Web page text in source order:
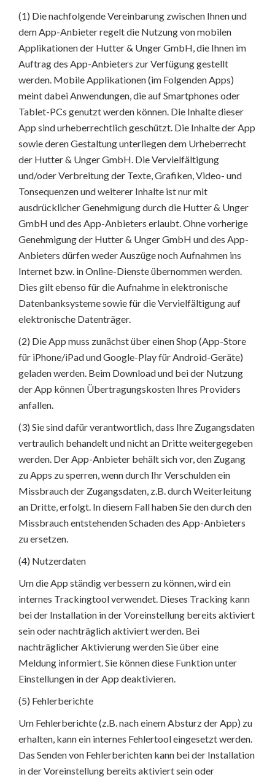
(1) Die nachfolgende Vereinbarung zwischen Ihnen und
dem App-Anbieter regelt die Nutzung von mobilen
Applikationen der Hutter & Unger GmbH, die Ihnen im
Auftrag des App-Anbieters zur Verfügung gestellt
werden. Mobile Applikationen (im Folgenden Apps)
meint dabei Anwendungen, die auf Smartphones oder
Tablet-PCs genutzt werden können. Die Inhalte dieser
App sind urheberrechtlich geschützt. Die Inhalte der App
sowie deren Gestaltung unterliegen dem Urheberrecht
der Hutter & Unger GmbH. Die Vervielfältigung
und/oder Verbreitung der Texte, Grafiken, Video- und
Tonsequenzen und weiterer Inhalte ist nur mit
ausdrücklicher Genehmigung durch die Hutter & Unger
GmbH und des App-Anbieters erlaubt. Ohne vorherige
Genehmigung der Hutter & Unger GmbH und des App-
Anbieters dürfen weder Auszüge noch Aufnahmen ins
Internet bzw. in Online-Dienste übernommen werden.
Dies gilt ebenso für die Aufnahme in elektronische
Datenbanksysteme sowie für die Vervielfältigung auf
elektronische Datenträger.
(2) Die App muss zunächst über einen Shop (App-Store
für iPhone/iPad und Google-Play für Android-Geräte)
geladen werden. Beim Download und bei der Nutzung
der App können Übertragungskosten Ihres Providers
anfallen.
(3) Sie sind dafür verantwortlich, dass Ihre Zugangsdaten
vertraulich behandelt und nicht an Dritte weitergegeben
werden. Der App-Anbieter behält sich vor, den Zugang
zu Apps zu sperren, wenn durch Ihr Verschulden ein
Missbrauch der Zugangsdaten, z.B. durch Weiterleitung
an Dritte, erfolgt. In diesem Fall haben Sie den durch den
Missbrauch entstehenden Schaden des App-Anbieters
zu ersetzen.
(4) Nutzerdaten
Um die App ständig verbessern zu können, wird ein
internes Trackingtool verwendet. Dieses Tracking kann
bei der Installation in der Voreinstellung bereits aktiviert
sein oder nachträglich aktiviert werden. Bei
nachträglicher Aktivierung werden Sie über eine
Meldung informiert. Sie können diese Funktion unter
Einstellungen in der App deaktivieren.
(5) Fehlerberichte
Um Fehlerberichte (z.B. nach einem Absturz der App) zu
erhalten, kann ein internes Fehlertool eingesetzt werden.
Das Senden von Fehlerberichten kann bei der Installation
in der Voreinstellung bereits aktiviert sein oder